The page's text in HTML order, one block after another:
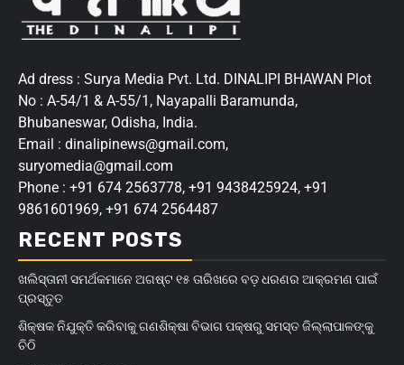
Ad dress : Surya Media Pvt. Ltd. DINALIPI BHAWAN Plot
No : A-54/1 & A-55/1, Nayapalli Baramunda,
Bhubaneswar, Odisha, India.
Email : dinalipinews@gmail.com,
suryomedia@gmail.com
Phone : +91 674 2563778, +91 9438425924, +91
9861601969, +91 674 2564487
RECENT POSTS
ଖଲିସ୍ତାନୀ ସମର୍ଥକମାନେ ଅଗଷ୍ଟ ୧୫ ତାରିଖରେ ବଡ଼ ଧରଣର ଆକ୍ରମଣ ପାଇଁ
ପ୍ରସ୍ତୁତ
ଶିକ୍ଷକ ନିଯୁକ୍ତି କରିବାକୁ ଗଣଶିକ୍ଷା ବିଭାଗ ପକ୍ଷରୁ ସମସ୍ତ ଜିଲ୍ଲାପାଳଙ୍କୁ
ଚିଠି